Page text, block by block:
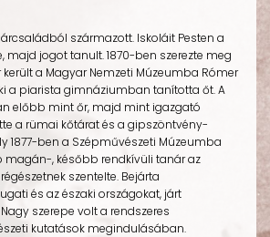
származott. Iskoláit Pesten a
majd jogot tanult. 1870-ben szerezte meg
a Magyar Nemzeti Múzeumba Rómer
a piarista gimnáziumban tanította őt. A
előbb mint őr, majd mint igazgató
a rümai kőtárat és a gipszöntvény-
1877-ben a Szépművészeti Múzeumba
magán-, később rendkívüli tanár az
szentelte. Bejárta
és az északi országokat, járt
szerepe volt a rendszeres
kutatások megindulásában.